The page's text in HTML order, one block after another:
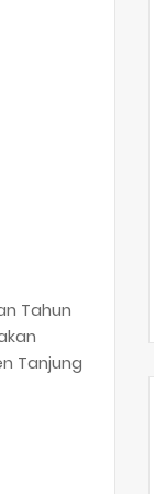
Tahun
Tanjung